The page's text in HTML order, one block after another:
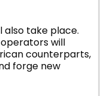
also take place.
will
counterparts,
forge new